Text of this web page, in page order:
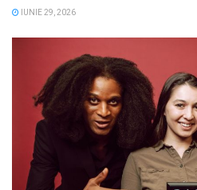
IUNIE 29, 2026